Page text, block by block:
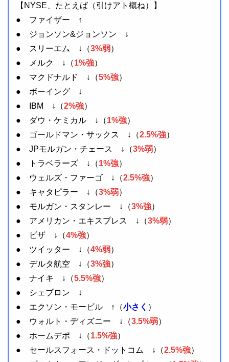
【NYSE、たとえば（引けアト概ね）】
● ファイザー ↑
● ジョンソン&ジョンソン ↓
● スリーエム ↓（3%弱）
● メルク ↓（1%強）
● マクドナルド ↓（5%強）
● ボーイング ↓
● IBM ↓（2%強）
● ダウ・ケミカル ↓（1%強）
● ゴールドマン・サックス ↓（2.5%強）
● JPモルガン・チェース ↓（3%弱）
● トラベラーズ ↓（1%強）
● ウェルズ・ファーゴ ↓（2.5%強）
● キャタピラー ↓（3%弱）
● モルガン・スタンレー ↓（3%強）
● アメリカン・エキスプレス ↓（3%弱）
● ビザ ↓（4%強）
● ツイッター ↓（4%弱）
● デルタ航空 ↓（3%強）
● ナイキ ↓（5.5%強）
● シェブロン ↓
● エクソン・モービル ↑（小さく ）
● ウォルト・ディズニー ↓（3.5%弱）
● ホームデポ ↓（1.5%強）
● セールスフォース・ドットコム ↓（2.5%強）